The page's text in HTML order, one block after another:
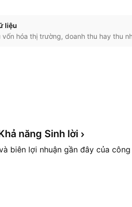
liệu
vốn hóa thị trường, doanh thu hay thu
năng Sinh lời
biên lợi nhuận gần đây của